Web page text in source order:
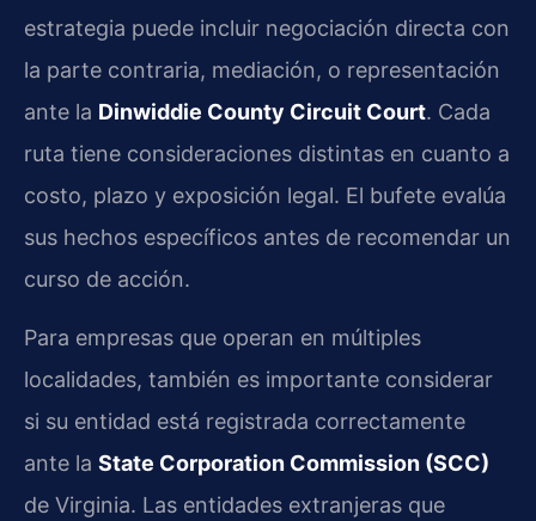
estrategia puede incluir negociación directa con
la parte contraria, mediación, o representación
ante la Dinwiddie County Circuit Court. Cada
ruta tiene consideraciones distintas en cuanto a
costo, plazo y exposición legal. El bufete evalúa
sus hechos específicos antes de recomendar un
curso de acción.
Para empresas que operan en múltiples
localidades, también es importante considerar
si su entidad está registrada correctamente
ante la State Corporation Commission (SCC)
de Virginia. Las entidades extranjeras que